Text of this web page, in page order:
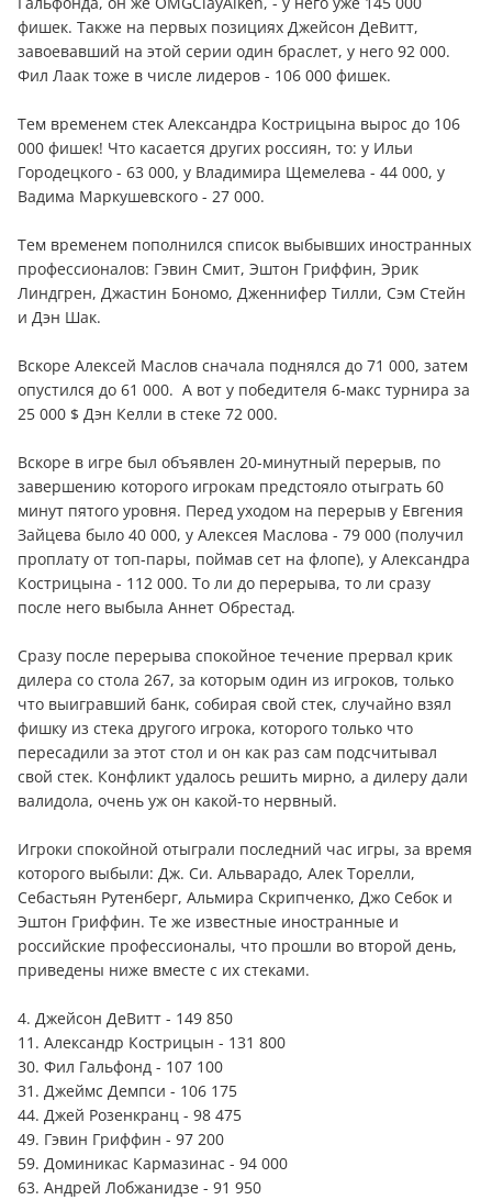
фишек. Также на первых позициях Джейсон ДеВитт,
завоевавший на этой серии один браслет, у него 92 000.
Фил Лаак тоже в числе лидеров - 106 000 фишек.
Тем временем стек Александра Кострицына вырос до 106
000 фишек! Что касается других россиян, то: у Ильи
Городецкого - 63 000, у Владимира Щемелева - 44 000, у
Вадима Маркушевского - 27 000.
Тем временем пополнился список выбывших иностранных
профессионалов: Гэвин Смит, Эштон Гриффин, Эрик
Линдгрен, Джастин Бономо, Дженнифер Тилли, Сэм Стейн
и Дэн Шак.
Вскоре Алексей Маслов сначала поднялся до 71 000, затем
опустился до 61 000. А вот у победителя 6-макс турнира за
25 000 $ Дэн Келли в стеке 72 000.
Вскоре в игре был объявлен 20-минутный перерыв, по
завершению которого игрокам предстояло отыграть 60
минут пятого уровня. Перед уходом на перерыв у Евгения
Зайцева было 40 000, у Алексея Маслова - 79 000 (получил
проплату от топ-пары, поймав сет на флопе), у Александра
Кострицына - 112 000. То ли до перерыва, то ли сразу
после него выбыла Аннет Обрестад.
Сразу после перерыва спокойное течение прервал крик
дилера со стола 267, за которым один из игроков, только
что выигравший банк, собирая свой стек, случайно взял
фишку из стека другого игрока, которого только что
пересадили за этот стол и он как раз сам подсчитывал
свой стек. Конфликт удалось решить мирно, а дилеру дали
валидола, очень уж он какой-то нервный.
Игроки спокойной отыграли последний час игры, за время
которого выбыли: Дж. Си. Альварадо, Алек Торелли,
Себастьян Рутенберг, Альмира Скрипченко, Джо Себок и
Эштон Гриффин. Те же известные иностранные и
российские профессионалы, что прошли во второй день,
приведены ниже вместе с их стеками.
4. Джейсон ДеВитт - 149 850
11. Александр Кострицын - 131 800
30. Фил Гальфонд - 107 100
31. Джеймс Демпси - 106 175
44. Джей Розенкранц - 98 475
49. Гэвин Гриффин - 97 200
59. Доминикас Кармазинас - 94 000
63. Андрей Лобжанидзе - 91 950